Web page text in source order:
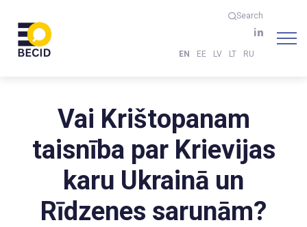
Search
EN EE LV LT RU
Vai Krištopanam
taisnība par Krievijas
karu Ukrainā un
Rīdzenes sarunām?